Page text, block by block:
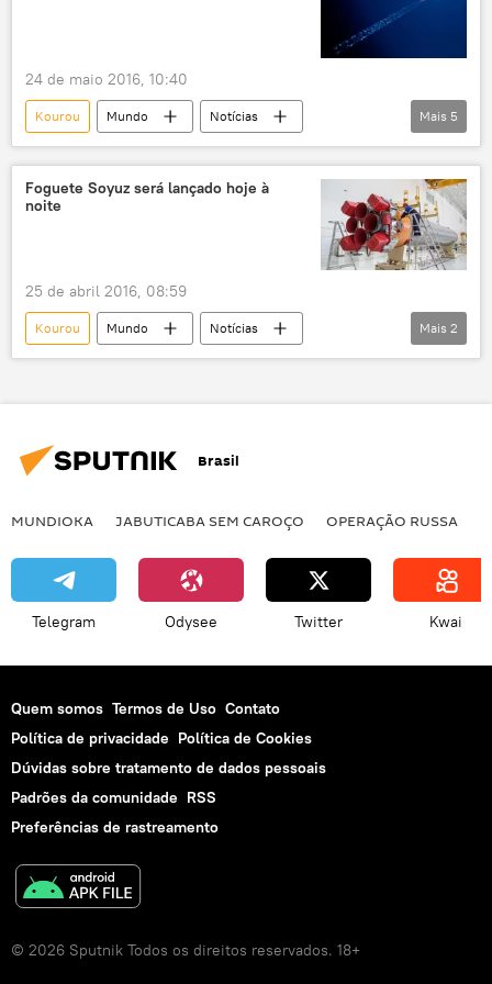
24 de maio 2016, 10:40
Kourou Mundo
Notícias
Guiana Francesa
Soyuz
Espaço
foguete-portador
Rússia
Mais 5
Foguete Soyuz será lançado hoje à
noite
25 de abril 2016, 08:59
Kourou Mundo
Notícias
Guiana
Arianespace lançamento
Mais 2
Brasil
MUNDIOKA JABUTICABA SEM CAROÇO OPERAÇÃO RUSSA
Telegram Odysee Twitter Kwai
Quem somos Termos de Uso Contato
Política de privacidade Política de Cookies
Dúvidas sobre tratamento de dados pessoais
Padrões da comunidade RSS
Preferências de rastreamento
© 2026 Sputnik Todos os direitos reservados. 18+